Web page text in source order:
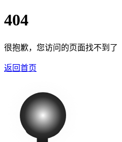
404
很抱歉，您访问的页面找不到了
返回首页